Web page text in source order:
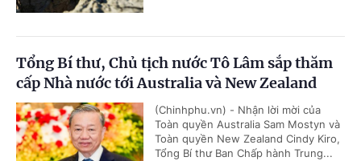
Tổng Bí thư, Chủ tịch nước Tô Lâm sắp thăm
cấp Nhà nước tới Australia và New Zealand
(Chinhphu.vn) - Nhận lời mời của
Toàn quyền Australia Sam Mostyn và
Toàn quyền New Zealand Cindy Kiro,
Tổng Bí thư Ban Chấp hành Trung...